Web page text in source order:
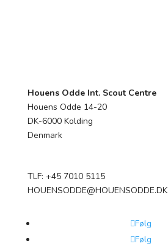
Houens Odde Int. Scout Centre
Houens Odde 14-20
DK-6000 Kolding
Denmark
TLF: +45 7010 5115
HOUENSODDE@HOUENSODDE.DK
Følg
Følg